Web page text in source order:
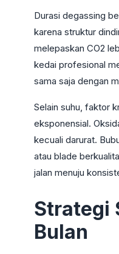
Durasi degassing
karena struktur
melepaskan CO2
kedai profesional
sama saja dengan
Selain suhu, faktor
eksponensial.
kecuali darurat.
atau blade
jalan menuju
Strategi
Bulan